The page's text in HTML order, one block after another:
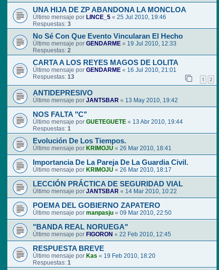
UNA HIJA DE ZP ABANDONA LA MONCLOA
Último mensaje por LINCE_5 « 25 Jul 2010, 19:46
Respuestas: 3
No Sé Con Que Evento Vincularan El Hecho
Último mensaje por GENDARME « 19 Jul 2010, 12:33
Respuestas: 2
CARTA A LOS REYES MAGOS DE LOLITA
Último mensaje por GENDARME « 16 Jul 2010, 21:01
Respuestas: 13 1 2
ANTIDEPRESIVO
Último mensaje por JANTSBAR « 13 May 2010, 19:42
NOS FALTA "C"
Último mensaje por GUETEGUETE « 13 Abr 2010, 19:44
Respuestas: 1
Evolución De Los Tiempos.
Último mensaje por KRIMOJU « 26 Mar 2010, 18:41
Importancia De La Pareja De La Guardia Civil.
Último mensaje por KRIMOJU « 26 Mar 2010, 18:17
LECCIÓN PRÁCTICA DE SEGURIDAD VIAL
Último mensaje por JANTSBAR « 14 Mar 2010, 10:22
POEMA DEL GOBIERNO ZAPATERO
Último mensaje por manpasju « 09 Mar 2010, 22:50
"BANDA REAL NORUEGA"
Último mensaje por FIGORON « 22 Feb 2010, 12:45
RESPUESTA BREVE
Último mensaje por Kas « 19 Feb 2010, 18:20
Respuestas: 1